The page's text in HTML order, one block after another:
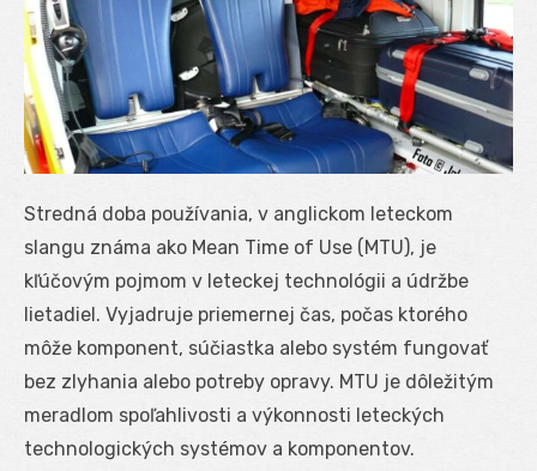
Stredná doba používania, v anglickom leteckom
slangu známa ako Mean Time of Use (MTU), je
kľúčovým pojmom v leteckej technológii a údržbe
lietadiel. Vyjadruje priemernej čas, počas ktorého
môže komponent, súčiastka alebo systém fungovať
bez zlyhania alebo potreby opravy. MTU je dôležitým
meradlom spoľahlivosti a výkonnosti leteckých
technologických systémov a komponentov.